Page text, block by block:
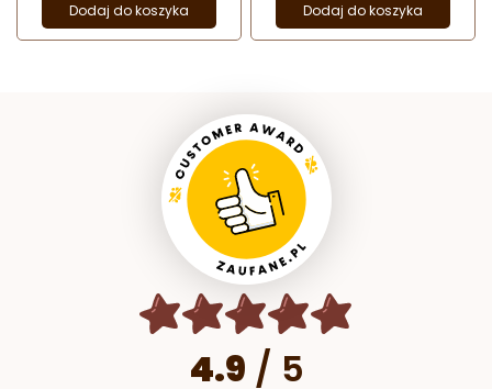
Dodaj do koszyka Dodaj do koszyka
4.9 / 5